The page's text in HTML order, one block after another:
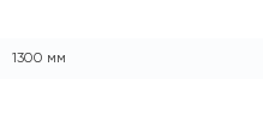
1300 мм